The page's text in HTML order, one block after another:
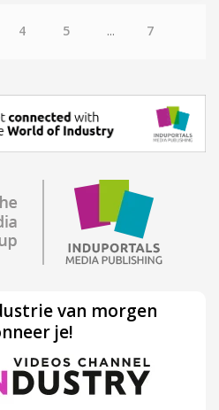
4 5 ... 7
van morgen
je!